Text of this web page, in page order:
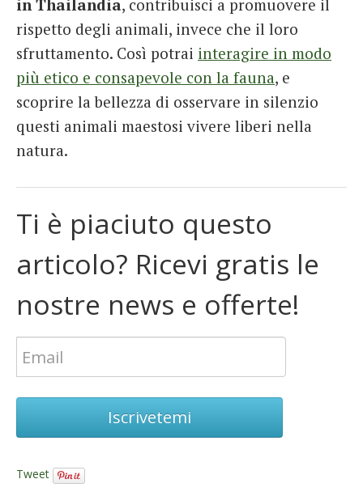
in Thailandia, contribuisci a promuovere il
rispetto degli animali, invece che il loro
sfruttamento. Così potrai interagire in modo
più etico e consapevole con la fauna, e
scoprire la bellezza di osservare in silenzio
questi animali maestosi vivere liberi nella
natura.
Ti è piaciuto questo
articolo? Ricevi gratis le
nostre news e offerte!
Iscrivetemi
Tweet